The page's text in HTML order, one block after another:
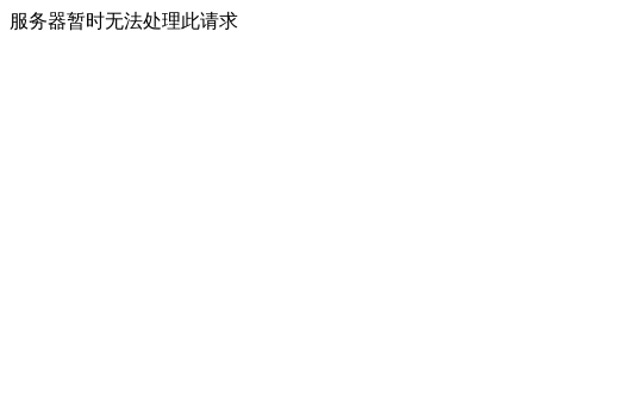
服务器暂时无法处理此请求